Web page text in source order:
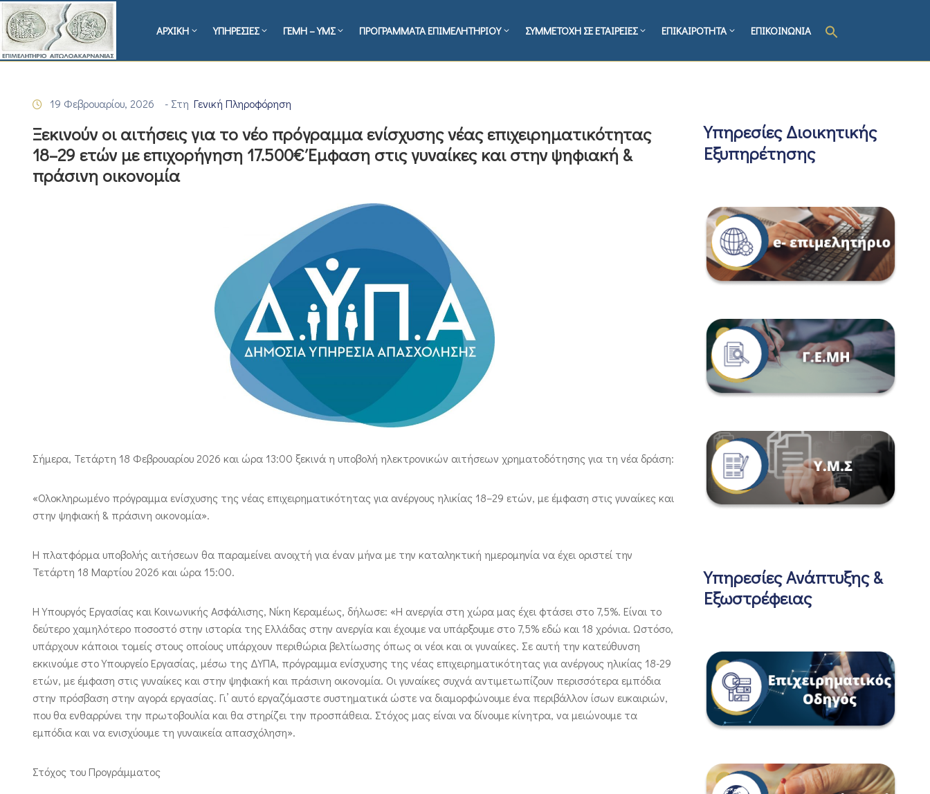
ΑΡΧΙΚΗ ΥΠΗΡΕΣΙΕΣ ΓΕΜΗ – ΥΜΣ ΠΡΟΓΡΑΜΜΑΤΑ ΕΠΙΜΕΛΗΤΗΡΙΟΥ ΣΥΜΜΕΤΟΧΗ ΣΕ ΕΤΑΙΡΕΙΕΣ ΕΠΙΚΑΙΡΟΤΗΤΑ ΕΠΙΚΟΙΝΩΝΙΑ
19 Φεβρουαρίου, 2026 - Στη Γενική Πληροφόρηση
Ξεκινούν οι αιτήσεις για το νέο πρόγραμμα ενίσχυσης νέας επιχειρηματικότητας
18–29 ετών με επιχορήγηση 17.500€ Έμφαση στις γυναίκες και στην ψηφιακή &
πράσινη οικονομία
Σήμερα, Τετάρτη 18 Φεβρουαρίου 2026 και ώρα 13:00 ξεκινά η υποβολή ηλεκτρονικών αιτήσεων χρηματοδότησης για τη νέα δράση:
«Ολοκληρωμένο πρόγραμμα ενίσχυσης της νέας επιχειρηματικότητας για ανέργους ηλικίας 18–29 ετών, με έμφαση στις γυναίκες και
στην ψηφιακή & πράσινη οικονομία».
Η πλατφόρμα υποβολής αιτήσεων θα παραμείνει ανοιχτή για έναν μήνα με την καταληκτική ημερομηνία να έχει οριστεί την
Τετάρτη 18 Μαρτίου 2026 και ώρα 15:00.
Η Υπουργός Εργασίας και Κοινωνικής Ασφάλισης, Νίκη Κεραμέως, δήλωσε: «Η ανεργία στη χώρα μας έχει φτάσει στο 7,5%. Είναι το
δεύτερο χαμηλότερο ποσοστό στην ιστορία της Ελλάδας στην ανεργία και έχουμε να υπάρξουμε στο 7,5% εδώ και 18 χρόνια. Ωστόσο,
υπάρχουν κάποιοι τομείς στους οποίους υπάρχουν περιθώρια βελτίωσης όπως οι νέοι και οι γυναίκες. Σε αυτή την κατεύθυνση
εκκινούμε στο Υπουργείο Εργασίας, μέσω της ΔΥΠΑ, πρόγραμμα ενίσχυσης της νέας επιχειρηματικότητας για ανέργους ηλικίας 18-29
ετών, με έμφαση στις γυναίκες και στην ψηφιακή και πράσινη οικονομία. Οι γυναίκες συχνά αντιμετωπίζουν περισσότερα εμπόδια
στην πρόσβαση στην αγορά εργασίας. Γι’ αυτό εργαζόμαστε συστηματικά ώστε να διαμορφώνουμε ένα περιβάλλον ίσων ευκαιριών,
που θα ενθαρρύνει την πρωτοβουλία και θα στηρίζει την προσπάθεια. Στόχος μας είναι να δίνουμε κίνητρα, να μειώνουμε τα
εμπόδια και να ενισχύουμε τη γυναικεία απασχόληση».
Στόχος του Προγράμματος
Υπηρεσίες Διοικητικής
Εξυπηρέτησης
Υπηρεσίες Ανάπτυξης &
Εξωστρέφειας